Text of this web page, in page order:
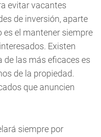
evitar vacantes
de inversión, aparte
es el mantener siempre
Existen
de las más eficaces es
de la propiedad.
que anuncien
siempre por